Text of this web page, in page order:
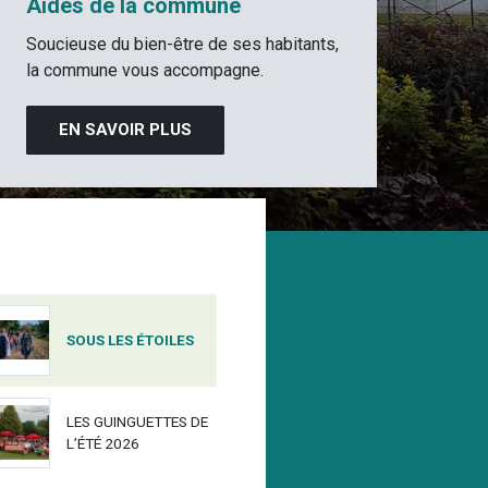
Aides de la commune
Soucieuse du bien-être de ses habitants,
la commune vous accompagne.
EN SAVOIR PLUS
SOUS LES ÉTOILES
LES GUINGUETTES
DE L’ÉTÉ 2026